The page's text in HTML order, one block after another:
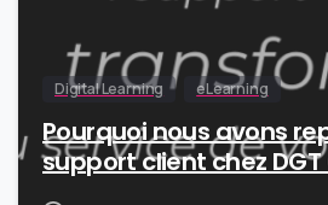
Digital Learning eLearning
Pourquoi nous avons
support client chez